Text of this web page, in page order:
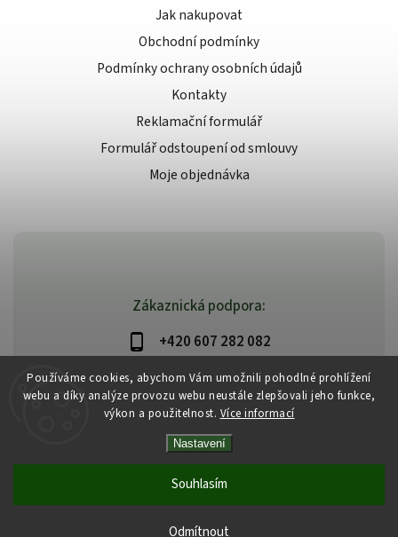
Používáme cookies, abychom Vám umožnili pohodlné prohlížení
webu a díky analýze provozu webu neustále zlepšovali jeho funkce,
výkon a použitelnost. Více informací
Nastavení
Odmítnout
Souhlasím
Zákaznická podpora:
+420 607 282 082
info@beautysystem.cz
Jak nakupovat
Obchodní podmínky
Podmínky ochrany osobních údajů
Kontakty
Reklamační formulář
Formulář odstoupení od smlouvy
Moje objednávka
Beautysystem.cz
VytvořilShoptet | Design